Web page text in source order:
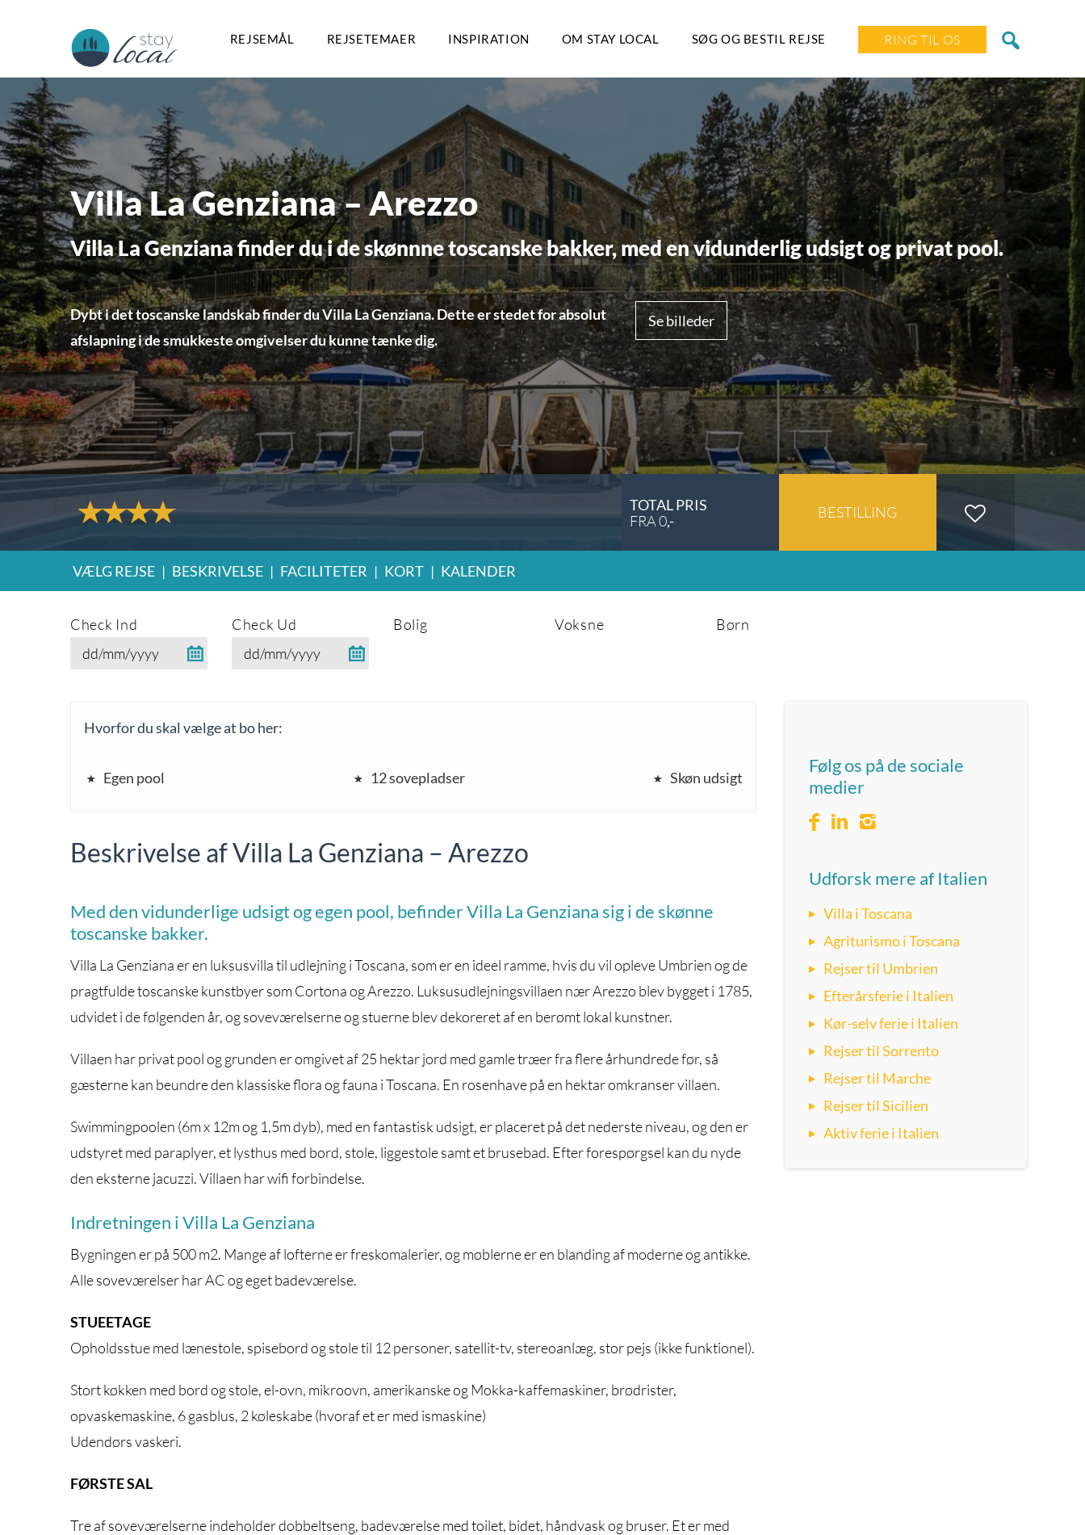
RING TIL OS
REJSEMÅL REJSETEMAER INSPIRATION OM STAY LOCAL SØG OG BESTIL REJSE
Villa La Genziana – Arezzo
Villa La Genziana finder du i de skønnne toscanske bakker, med en vidunderlig udsigt og privat pool.
Dybt i det toscanske landskab finder du Villa La Genziana. Dette er stedet for absolut
afslapning i de smukkeste omgivelser du kunne tænke dig.
Se billeder
TOTAL PRIS
FRA0,- BESTILLING
VÆLG REJSE | BESKRIVELSE | FACILITETER | KORT | KALENDER
Check Ind Check Ud Bolig Voksne Børn
Hvorfor du skal vælge at bo her:
Egen pool 12 sovepladser Skøn udsigt
Beskrivelse af Villa La Genziana – Arezzo
Med den vidunderlige udsigt og egen pool, befinder Villa La Genziana sig i de skønne
toscanske bakker.
Villa La Genziana er en luksusvilla til udlejning i Toscana, som er en ideel ramme, hvis du vil opleve Umbrien og de
pragtfulde toscanske kunstbyer som Cortona og Arezzo. Luksusudlejningsvillaen nær Arezzo blev bygget i 1785,
udvidet i de følgenden år, og soveværelserne og stuerne blev dekoreret af en berømt lokal kunstner.
Villaen har privat pool og grunden er omgivet af 25 hektar jord med gamle træer fra flere århundrede før, så
gæsterne kan beundre den klassiske flora og fauna i Toscana. En rosenhave på en hektar omkranser villaen.
Swimmingpoolen (6m x 12m og 1,5m dyb), med en fantastisk udsigt, er placeret på det nederste niveau, og den er
udstyret med paraplyer, et lysthus med bord, stole, liggestole samt et brusebad. Efter forespørgsel kan du nyde
den eksterne jacuzzi. Villaen har wifi forbindelse.
Indretningen i Villa La Genziana
Bygningen er på 500 m2. Mange af lofterne er freskomalerier, og møblerne er en blanding af moderne og antikke.
Alle soveværelser har AC og eget badeværelse.
STUEETAGE
Opholdsstue med lænestole, spisebord og stole til 12 personer, satellit-tv, stereoanlæg, stor pejs (ikke funktionel).
Stort køkken med bord og stole, el-ovn, mikroovn, amerikanske og Mokka-kaffemaskiner, brødrister,
opvaskemaskine, 6 gasblus, 2 køleskabe (hvoraf et er med ismaskine)
Udendørs vaskeri.
FØRSTE SAL
Tre af soveværelserne indeholder dobbeltseng, badeværelse med toilet, bidet, håndvask og bruser. Et er med
Følg os på de sociale
medier
Udforsk mere af Italien
Villa i Toscana
Agriturismo i Toscana
Rejser til Umbrien
Efterårsferie i Italien
Kør-selv ferie i Italien
Rejser til Sorrento
Rejser til Marche
Rejser til Sicilien
Aktiv ferie i Italien